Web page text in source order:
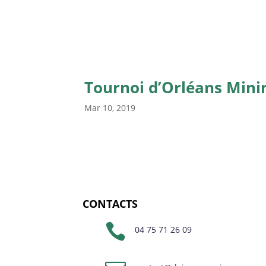
Tournoi d’Orléans
Mar 10, 2019
CONTACTS
 04 75 71 26 09